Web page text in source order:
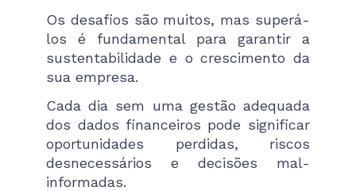
Os desafios são muitos, mas superá-
los é fundamental para garantir a
sustentabilidade e o crescimento da
sua empresa.
Cada dia sem uma gestão adequada
dos dados financeiros pode significar
oportunidades perdidas, riscos
desnecessários e decisões mal-
informadas.